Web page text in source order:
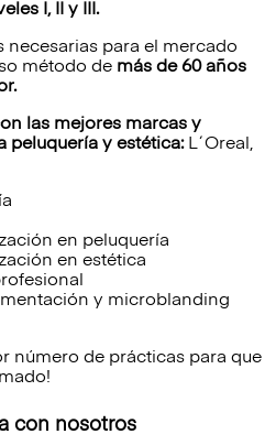
I, II y III.
necesarias para el mercado
método de más de 60 años
las mejores marcas y
peluquería y estética: L´Oreal,
en peluquería
en estética
y microblanding
número de prácticas para que
con nosotros